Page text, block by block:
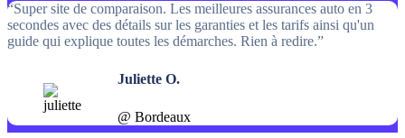
“Super site de comparaison. Les meilleures assurances auto en 3
secondes avec des détails sur les garanties et les tarifs ainsi qu'un
guide qui explique toutes les démarches. Rien à redire.”
Juliette O.
@ Bordeaux